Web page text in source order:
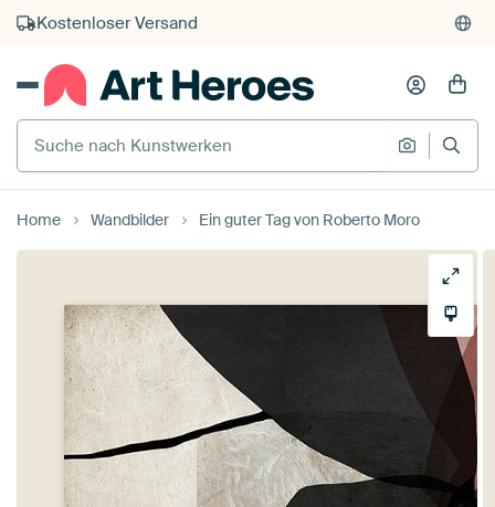
Kauf auf Rechnung
Individueller Druck auf Bestellung
Suche nach Kunstwerken
Suche
Home Wandbilder Ein guter Tag von Roberto Moro